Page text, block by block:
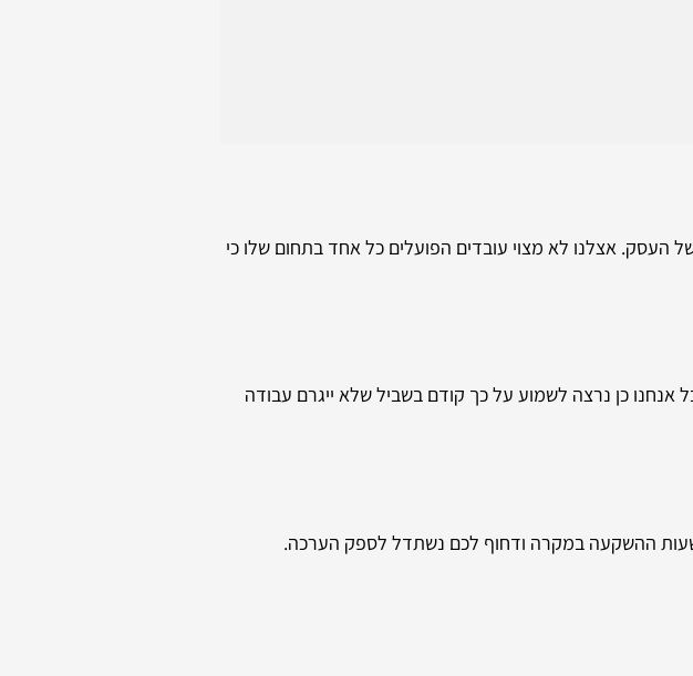
העסק. אצלנו לא מצוי עובדים הפועלים כל אחד בתחום שלו כי
אנחנו כן נרצה לשמוע על כך קודם בשביל שלא ייגרם עבודה
ושעות ההשקעה במקרה ודחוף לכם נשתדל לספק הערכה.